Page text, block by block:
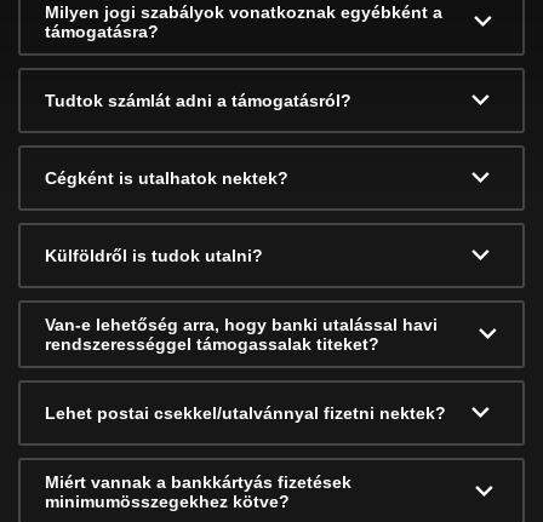
Milyen jogi szabályok vonatkoznak egyébként a
támogatásra?
Tudtok számlát adni a támogatásról?
Cégként is utalhatok nektek?
Külföldről is tudok utalni?
Van-e lehetőség arra, hogy banki utalással havi
rendszerességgel támogassalak titeket?
Lehet postai csekkel/utalvánnyal fizetni nektek?
Miért vannak a bankkártyás fizetések
minimumösszegekhez kötve?